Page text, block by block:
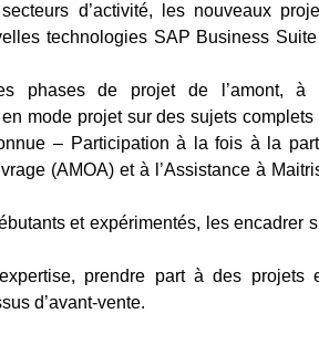
d’activité, les nouveaux
technologies SAP Business
phases de projet de l’amont, à
mode projet sur des sujets complets
– Participation à la fois à la
(AMOA) et à l’Assistance à
et expérimentés, les encadrer
prendre part à des projets
d’avant-vente.